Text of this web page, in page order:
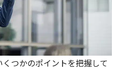
つかのポイントを把握して